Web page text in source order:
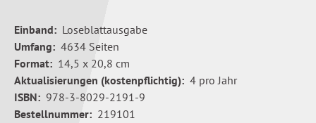
Einband: Loseblattausgabe
Umfang: 4634 Seiten
Format: 14,5 x 20,8 cm
Aktualisierungen (kostenpflichtig): 4 pro Jahr
ISBN: 978-3-8029-2191-9
Bestellnummer: 219101